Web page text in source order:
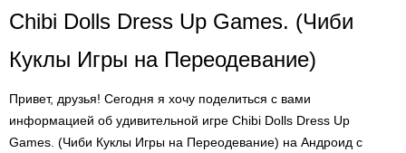
Chibi Dolls Dress Up Games. (Чиби
Куклы Игры на Переодевание)
Привет, друзья! Сегодня я хочу поделиться с вами
информацией об удивительной игре Chibi Dolls Dress Up
Games. (Чиби Куклы Игры на Переодевание) на Андроид с